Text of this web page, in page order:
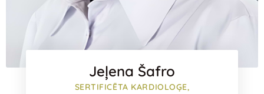
Jeļena Šafro
SERTIFICĒTA KARDIOLOĢE,